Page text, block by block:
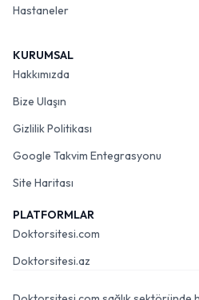
Hastaneler
KURUMSAL
Hakkımızda
Bize Ulaşın
Gizlilik Politikası
Google Takvim Entegrasyonu
Site Haritası
PLATFORMLAR
Doktorsitesi.com
Doktorsitesi.az